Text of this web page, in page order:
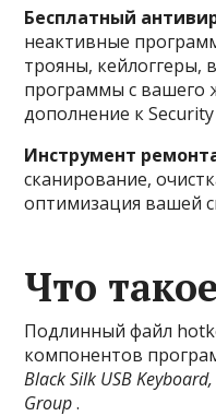
Бесплатный
неактивные
трояны, кейлоггеры,
программы с вашего
дополнение к
Инструмент
сканирование,
оптимизация вашей
Что
Подлинный файл
компонентов
Black Silk USB Keyboard,
Group.